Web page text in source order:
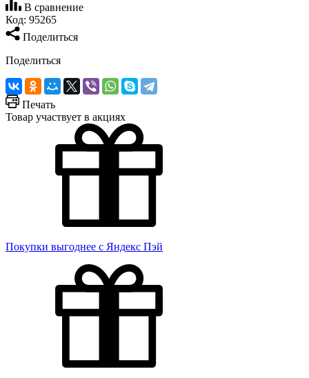
В сравнение
Код: 95265
Поделиться
Поделиться
Печать
Товар участвует в акциях
Покупки выгоднее с Яндекс Пэй